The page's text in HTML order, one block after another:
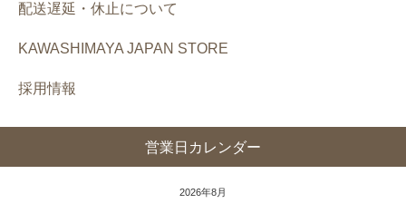
配送遅延・休止について
KAWASHIMAYA JAPAN STORE
採用情報
営業日カレンダー
2026年8月